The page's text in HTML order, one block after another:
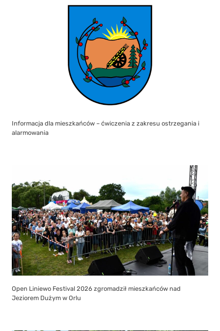
Informacja dla mieszkańców – ćwiczenia z zakresu ostrzegania i
alarmowania
Open Liniewo Festival 2026 zgromadził mieszkańców nad
Jeziorem Dużym w Orlu